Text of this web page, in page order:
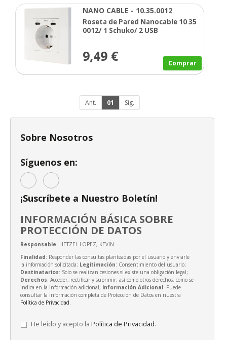
NANO CABLE - 10.35.0012
Roseta de Pared Nanocable 10 35
0012/ 1 Schuko/ 2 USB
9,49 € Comprar
Ant. 01 Sig.
Sobre Nosotros
Síguenos en:
¡Suscríbete a Nuestro Boletín!
INFORMACIÓN BÁSICA SOBRE
PROTECCIÓN DE DATOS
Responsable: HETZEL LOPEZ, KEVIN
Finalidad: Responder las consultas planteadas por el usuario y enviarle
la información solicitada; Legitimación: Consentimiento del usuario;
Destinatarios: Solo se realizan cesiones si existe una obligación legal;
Derechos: Acceder, rectificar y suprimir, así como otros derechos, como se
indica en la información adicional; Información Adicional: Puede
consultar la información completa de Protección de Datos en nuestra
Política de Privacidad.
He leído y acepto la Política de Privacidad.